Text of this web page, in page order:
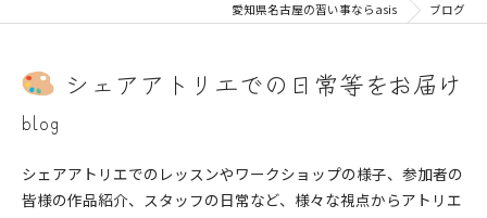
愛知県名古屋の習い事ならasis ブログ
シェアアトリエでの日常等をお届け
blog
シェアアトリエでのレッスンやワークショップの様子、参加者の
皆様の作品紹介、スタッフの日常など、様々な視点からアトリエ